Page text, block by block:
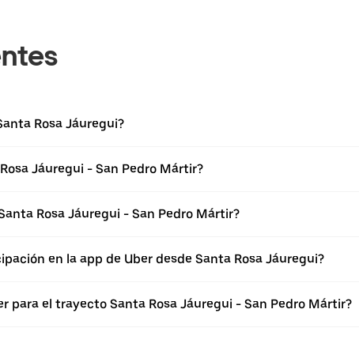
Rosa Jáuregui?
Jáuregui - San Pedro Mártir?
Rosa Jáuregui - San Pedro Mártir?
en la app de Uber desde Santa Rosa Jáuregui?
para el trayecto Santa Rosa Jáuregui - San Pedro Mártir?